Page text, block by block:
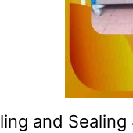
and Sealing